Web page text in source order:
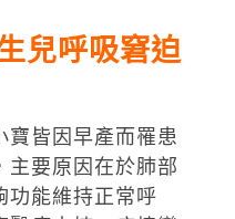
兒呼吸窘迫
寶皆因早產而罹患
主要原因在於肺部
功能維持正常呼